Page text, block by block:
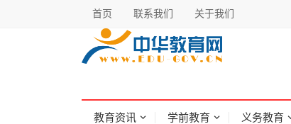
首页 联系我们 关于我们
教育资讯 学前教育 义务教育